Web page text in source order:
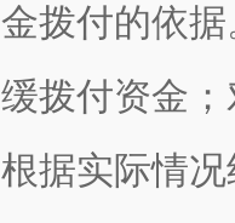
金拨付的依
缓拨付资金
根据实际情